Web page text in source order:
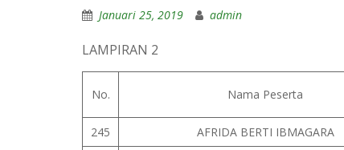
Januari 25, 2019 admin
LAMPIRAN 2
No. Nama Peserta
245
AFRIDA BERTI IBMAGARA